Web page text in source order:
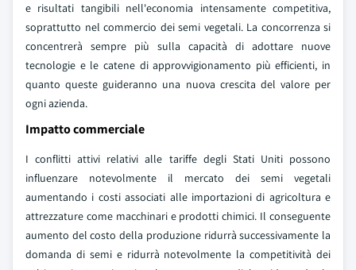
e risultati tangibili nell'economia intensamente competitiva,
soprattutto nel commercio dei semi vegetali. La concorrenza si
concentrerà sempre più sulla capacità di adottare nuove
tecnologie e le catene di approvvigionamento più efficienti, in
quanto queste guideranno una nuova crescita del valore per
ogni azienda.
Impatto commerciale
I conflitti attivi relativi alle tariffe degli Stati Uniti possono
influenzare notevolmente il mercato dei semi vegetali
aumentando i costi associati alle importazioni di agricoltura e
attrezzature come macchinari e prodotti chimici. Il conseguente
aumento del costo della produzione ridurrà successivamente la
domanda di semi e ridurrà notevolmente la competitività dei